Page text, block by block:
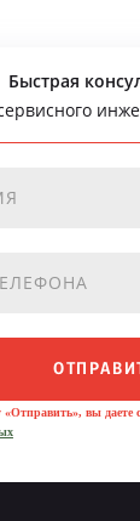
Быстрая
вы даете